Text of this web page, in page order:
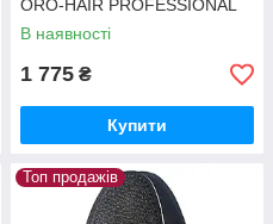
ORO-HAIR PROFESSIONAL
В наявності
1 775 ₴
Купити
Топ продажів